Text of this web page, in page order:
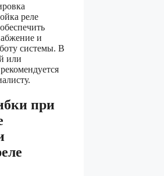
реле
и
системы. В
или
при